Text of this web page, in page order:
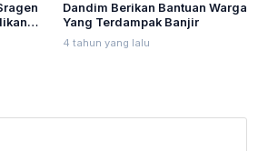
Dandim Berikan Bantuan Warga
Yang Terdampak Banjir
4 tahun yang lalu